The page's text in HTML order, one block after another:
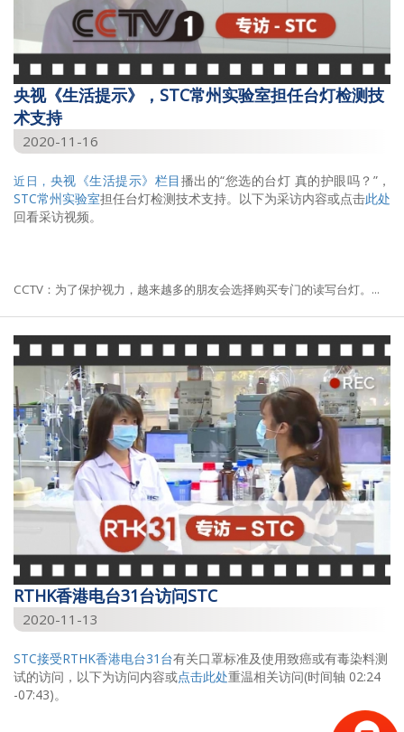
央视《生活提示》，STC常州实验室担任台灯检测技
术支持
2020-11-16
近日， 央视《生活提示》栏目播出的“您选的台灯 真的护眼吗？”，
STC常州实验室担任台灯检测技术支持。以下为采访内容或点击此处
回看采访视频。
CCTV：为了保护视力，越来越多的朋友会选择购买专门的读写台灯。...
RTHK香港电台31台访问STC
2020-11-13
STC接受RTHK香港电台31台有关口罩标准及使用致癌或有毒染料测
试的访问，以下为访问内容或点击此处重温相关访问(时间轴 02:24
-07:43)。